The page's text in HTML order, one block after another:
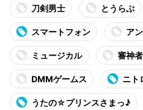
刀剣男士 とうらぶ
スマートフォン ア
ミュージカル 審神者
DMMゲームス ニト
うたの☆プリンスさまっ♪